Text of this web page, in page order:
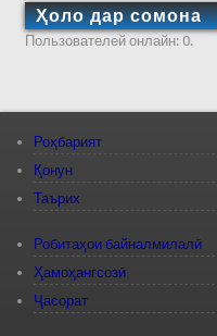
Ҳоло дар сомона
Пользователей онлайн: 0.
Роҳбарият
Қонун
Таърих
Робитаҳои байналмилалӣ
Ҳамоҳангсозӣ
Ҷасорат